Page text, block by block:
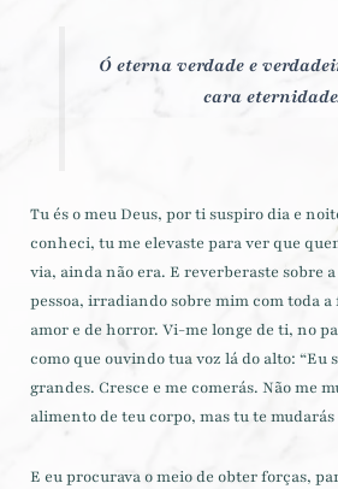
Ó eterna verdade e
cara
Tu és o meu Deus, por ti suspiro dia e
conheci, tu me elevaste para ver que
via, ainda não era. E reverberaste sobre
pessoa, irradiando sobre mim com toda
amor e de horror. Vi-me longe de ti, no
como que ouvindo tua voz lá do alto: “Eu
grandes. Cresce e me comerás. Não me
alimento de teu corpo, mas tu te mudarás
E eu procurava o meio de obter forças,